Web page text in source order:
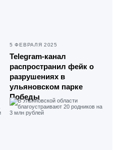
5 ФЕВРАЛЯ 2025
Telegram-канал
распространил фейк о
разрушениях в
ульяновском парке
Победы